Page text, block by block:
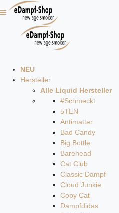
NEU
Hersteller
Alle Liquid Hersteller
#Schmeckt
5TEN
Antimatter
Bad Candy
Big Bottle
Barehead
Cat Club
Classic Dampf
Cloud Junkie
Copy Cat
Dampfdidas